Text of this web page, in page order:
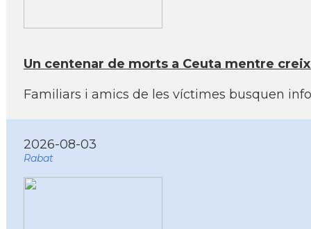
Un centenar de morts a Ceuta mentre
Familiars i amics de les víctimes busquen
2026-08-03
Rabat